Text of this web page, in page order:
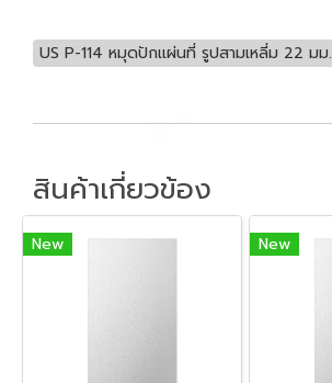
US P-114 หมุดปักแผ่นที่ รูปสามเหลี่ม 22 มม.
สินค้าเกี่ยวข้อง
New New